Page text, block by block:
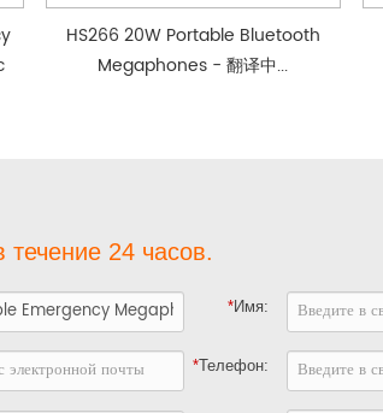
HS266 20W Portable Bluetooth
Megaphones - 翻译中...
24 часов.
*Имя:
*Телефон: